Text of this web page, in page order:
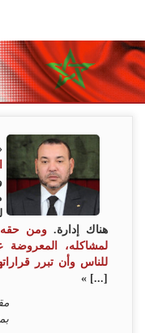
الرئيسية
حول البوابة
تقديم شكاية
تتبع شكاية
تقديم ملاحظة
تقديم إقتراح
أسئلة وأجوبة
هناك إدارة. ومن حقه
لمشاكله، المعروضة
للناس وأن تبرر
[...] »